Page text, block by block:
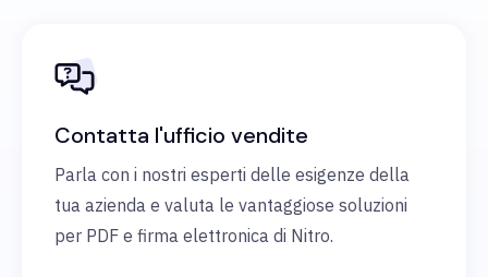
Contatta l'ufficio vendite
Parla con i nostri esperti delle esigenze della
tua azienda e valuta le vantaggiose soluzioni
per PDF e firma elettronica di Nitro.